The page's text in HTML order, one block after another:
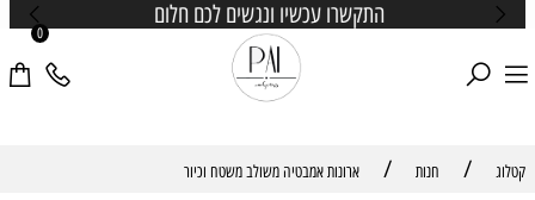
התקשרו עכשיו ונגשים לכם חלום
0
קטלוג / חנות / ארונות אמבטיה משולב משטח וכיור